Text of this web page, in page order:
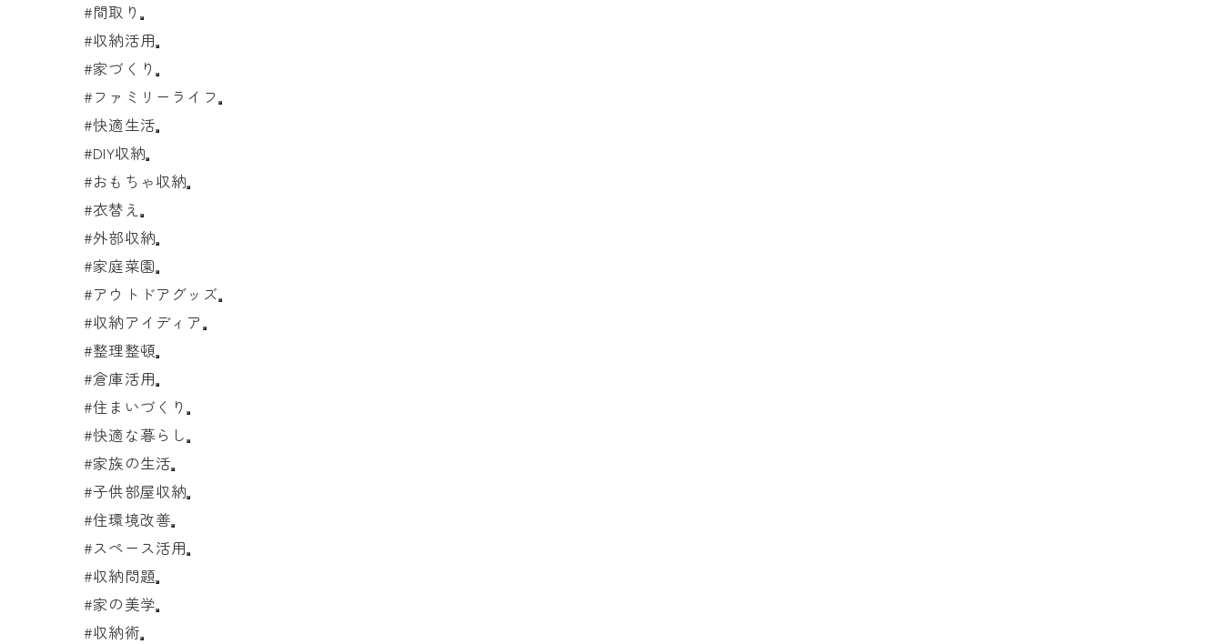
#間取り
#収納活用
#家づくり
#ファミリーライフ
#快適生活
#DIY収納
#おもちゃ収納
#衣替え
#外部収納
#家庭菜園
#アウトドアグッズ
#収納アイディア
#整理整頓
#倉庫活用
#住まいづくり
#快適な暮らし
#家族の生活
#子供部屋収納
#住環境改善
#スペース活用
#収納問題
#家の美学
#収納術